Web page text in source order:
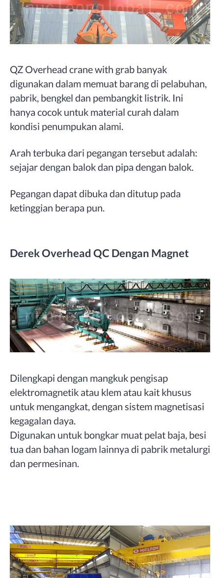
QZ Overhead crane with grab banyak
digunakan dalam memuat barang di pelabuhan,
pabrik, bengkel dan pembangkit listrik. Ini
hanya cocok untuk material curah dalam
kondisi penumpukan alami.
Arah terbuka dari pegangan tersebut adalah:
sejajar dengan balok dan pipa dengan balok.
Pegangan dapat dibuka dan ditutup pada
ketinggian berapa pun.
Derek Overhead QC Dengan Magnet
Dilengkapi dengan mangkuk pengisap
elektromagnetik atau klem atau kait khusus
untuk mengangkat, dengan sistem magnetisasi
kegagalan daya.
Digunakan untuk bongkar muat pelat baja, besi
tua dan bahan logam lainnya di pabrik metalurgi
dan permesinan.